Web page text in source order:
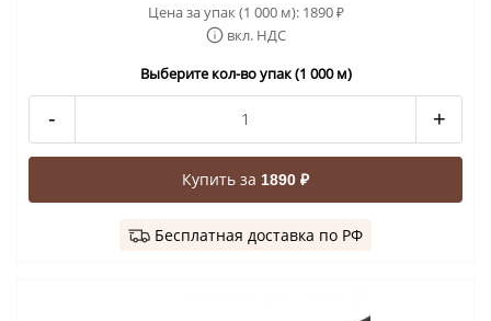
Цена за упак (1 000 м): 1890₽
вкл. НДС
Выберите кол-во упак (1 000 м)
- +
Купить за 1890 ₽
Бесплатная доставка по РФ